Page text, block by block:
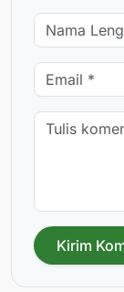
Kirim